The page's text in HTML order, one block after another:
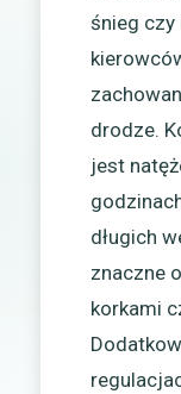
śnieg czy
drodze.
jest
długich
znaczne
korkami